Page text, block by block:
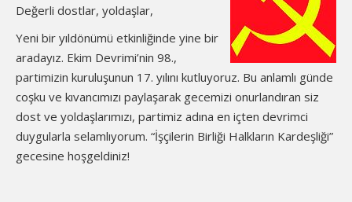
Değerli dostlar, yoldaşlar,
Yeni bir yıldönümü etkinliğinde yine bir
aradayız. Ekim Devrimi’nin 98.,
partimizin kuruluşunun 17. yılını kutluyoruz. Bu anlamlı günde
coşku ve kıvancımızı paylaşarak gecemizi onurlandıran siz
dost ve yoldaşlarımızı, partimiz adına en içten devrimci
duygularla selamlıyorum. “İşçilerin Birliği Halkların Kardeşliği”
gecesine hoşgeldiniz!